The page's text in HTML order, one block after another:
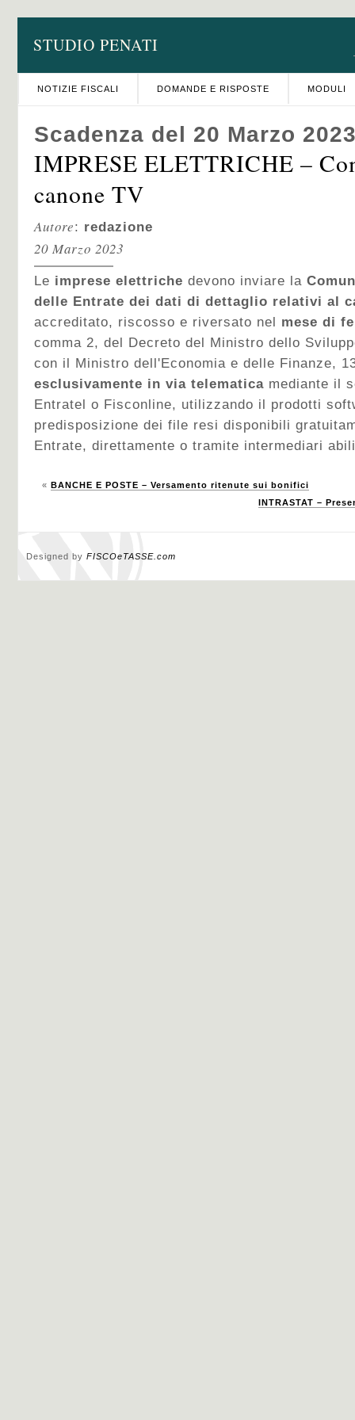
STUDIO PENATI
NOTIZIE FISCALI DOMANDE E RISPOSTE MODULI
Scadenza del 20 Marzo
IMPRESE ELETTRICHE –
canone TV
Autore: redazione
20 Marzo 2023
Le imprese elettriche devono inviare la
delle Entrate dei dati di dettaglio relativi al
accreditato, riscosso e riversato nel mese di
comma 2, del Decreto del Ministro dello
con il Ministro dell'Economia e delle Finanze,
esclusivamente in via telematica mediante il
Entratel o Fisconline, utilizzando il prodotti
predisposizione dei file resi disponibili
Entrate, direttamente o tramite intermediari
« BANCHE E POSTE – Versamento ritenute sui bonifici
INTRASTAT –
Designed by FISCOeTASSE.com